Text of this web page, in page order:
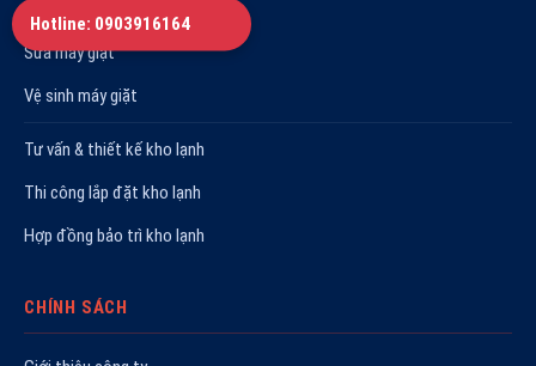
Sửa máy giặt
Vệ sinh máy giặt
Tư vấn & thiết kế kho lạnh
Thi công lắp đặt kho lạnh
Hợp đồng bảo trì kho lạnh
CHÍNH SÁCH
Hotline: 0903916164